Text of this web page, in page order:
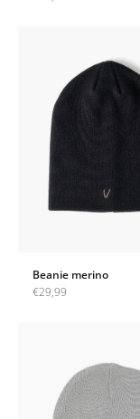
Beanie merino
Angebot
€29,99